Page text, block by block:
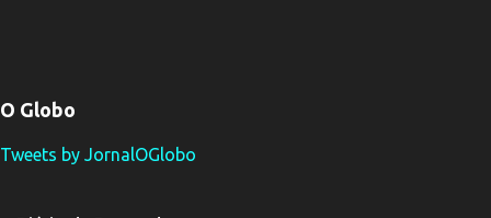
O Globo
Tweets by JornalOGlobo